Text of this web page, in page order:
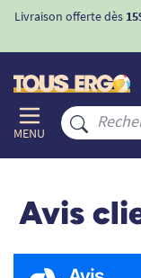
Livraison offerte dès
MENU
Avis